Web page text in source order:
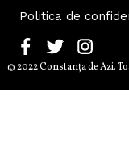
Politica de
© 2022 Constanţa de Azi.